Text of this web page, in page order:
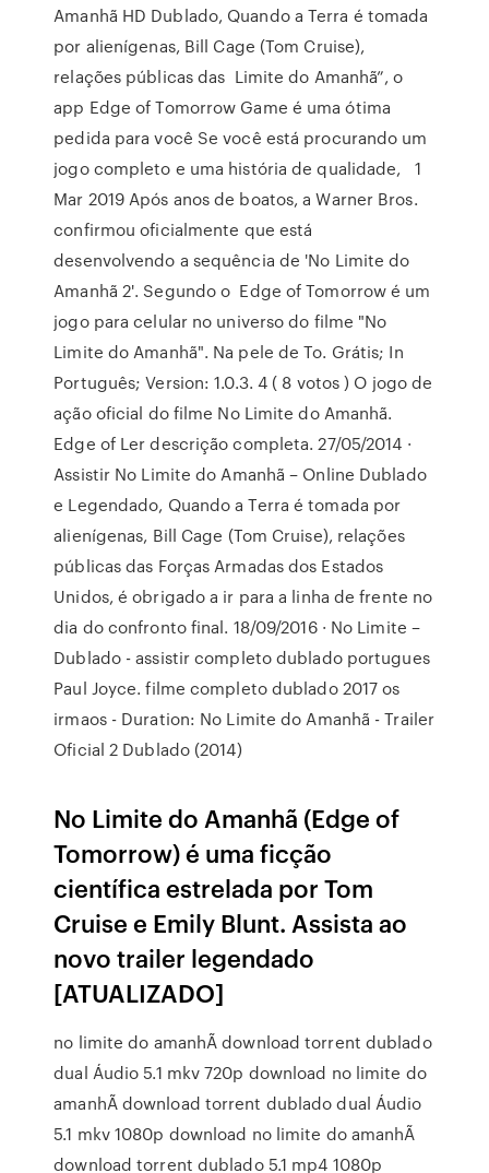
Amanhã HD Dublado, Quando a Terra é tomada
por alienígenas, Bill Cage (Tom Cruise),
relações públicas das Limite do Amanhã”, o
app Edge of Tomorrow Game é uma ótima
pedida para você Se você está procurando um
jogo completo e uma história de qualidade, 1
Mar 2019 Após anos de boatos, a Warner Bros.
confirmou oficialmente que está
desenvolvendo a sequência de 'No Limite do
Amanhã 2'. Segundo o Edge of Tomorrow é um
jogo para celular no universo do filme "No
Limite do Amanhã". Na pele de To. Grátis; In
Português; Version: 1.0.3. 4 ( 8 votos ) O jogo de
ação oficial do filme No Limite do Amanhã.
Edge of Ler descrição completa. 27/05/2014 ·
Assistir No Limite do Amanhã – Online Dublado
e Legendado, Quando a Terra é tomada por
alienígenas, Bill Cage (Tom Cruise), relações
públicas das Forças Armadas dos Estados
Unidos, é obrigado a ir para a linha de frente no
dia do confronto final. 18/09/2016 · No Limite –
Dublado - assistir completo dublado portugues
Paul Joyce. filme completo dublado 2017 os
irmaos - Duration: No Limite do Amanhã - Trailer
Oficial 2 Dublado (2014)
No Limite do Amanhã (Edge of
Tomorrow) é uma ficção
científica estrelada por Tom
Cruise e Emily Blunt. Assista ao
novo trailer legendado
[ATUALIZADO]
no limite do amanhÃ download torrent dublado
dual Áudio 5.1 mkv 720p download no limite do
amanhÃ download torrent dublado dual Áudio
5.1 mkv 1080p download no limite do amanhÃ
download torrent dublado 5.1 mp4 1080p